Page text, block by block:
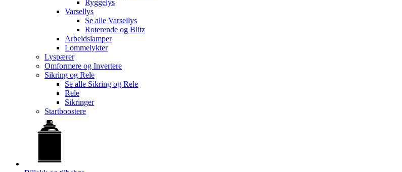
Ryggelys
Varsellys
Se alle Varsellys
Roterende og Blitz
Arbeidslamper
Lommelykter
Lyspærer
Omformere og Invertere
Sikring og Rele
Se alle Sikring og Rele
Rele
Sikringer
Startboostere